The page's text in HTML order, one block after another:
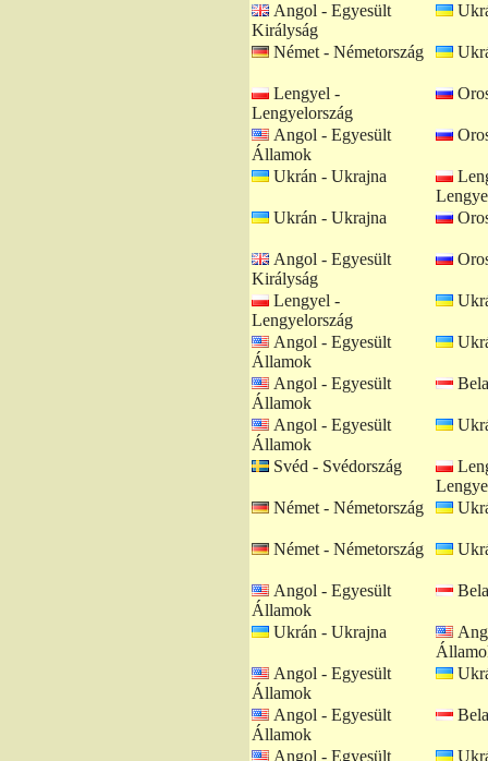
Angol - Egyesült
Királyság
Német - Németország
Lengyel -
Lengyelország
Angol - Egyesült
Államok
Ukrán - Ukrajna
Ukrán - Ukrajna
Angol - Egyesült
Királyság
Lengyel -
Lengyelország
Angol - Egyesült
Államok
Angol - Egyesült
Államok
Angol - Egyesült
Államok
Svéd - Svédország
Német - Németország
Német - Németország
Angol - Egyesült
Államok
Ukrán - Ukrajna
Angol - Egyesült
Államok
Angol - Egyesült
Államok
Angol - Egyesült